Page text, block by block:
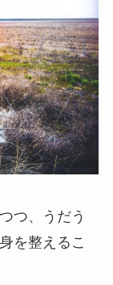
つ、うだう
を整えるこ